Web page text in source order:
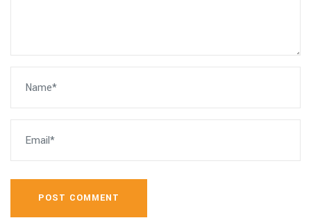
POST COMMENT